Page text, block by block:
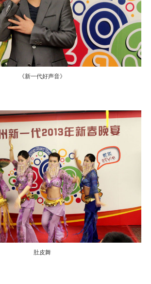
《新一代好声音》
肚皮舞